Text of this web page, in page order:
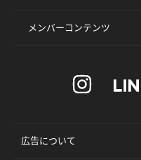
メンバーコンテンツ
広告について